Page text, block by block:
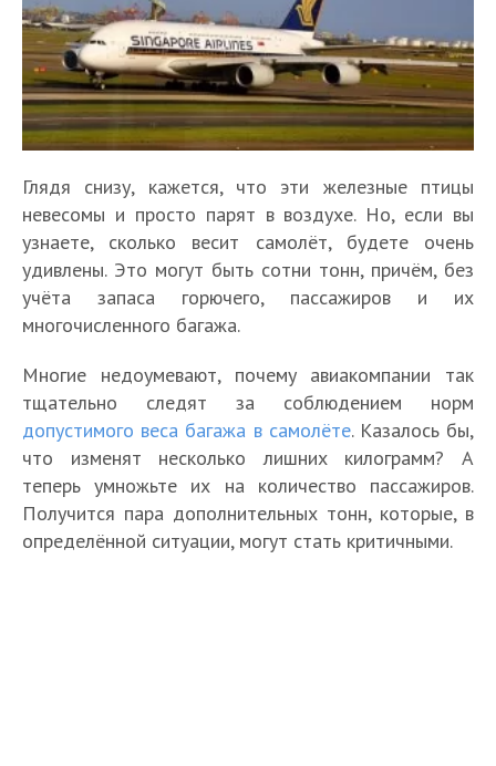
Глядя снизу, кажется, что эти железные птицы
невесомы и просто парят в воздухе. Но, если вы
узнаете, сколько весит самолёт, будете очень
удивлены. Это могут быть сотни тонн, причём, без
учёта запаса горючего, пассажиров и их
многочисленного багажа.
Многие недоумевают, почему авиакомпании так
тщательно следят за соблюдением норм
допустимого веса багажа в самолёте. Казалось бы,
что изменят несколько лишних килограмм? А
теперь умножьте их на количество пассажиров.
Получится пара дополнительных тонн, которые, в
определённой ситуации, могут стать критичными.